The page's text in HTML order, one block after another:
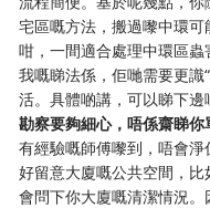
宅區嘅方法，搬過嚟中環可
咁，一間適合處理中環區蟲
我嘅睇法係，佢哋需要更識
活。具體啲講，可以睇下邊
勘察要夠細心，唔係齋睇你
有經驗嘅師傅嚟到，唔會
好留意大廈嘅公共空間，
會問下你大廈嘅清潔情況。